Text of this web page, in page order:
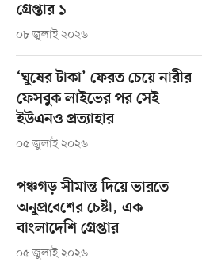
গ্রেপ্তার ১
০৮ জুলাই ২০২৬
‘ঘুষের টাকা’ ফেরত চেয়ে নারীর
ফেসবুক লাইভের পর সেই
ইউএনও প্রত্যাহার
০৫ জুলাই ২০২৬
পঞ্চগড় সীমান্ত দিয়ে ভারতে
অনুপ্রবেশের চেষ্টা, এক
বাংলাদেশি গ্রেপ্তার
০৫ জুলাই ২০২৬